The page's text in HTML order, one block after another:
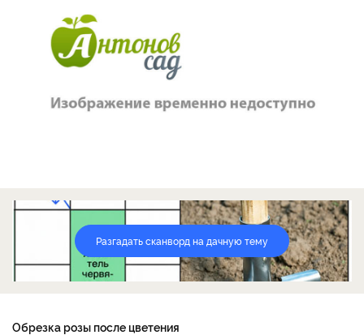
Разгадать сканворд на дачную тему
Обрезка розы после цветения